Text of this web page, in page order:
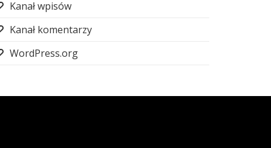
Kanał wpisów
Kanał komentarzy
WordPress.org